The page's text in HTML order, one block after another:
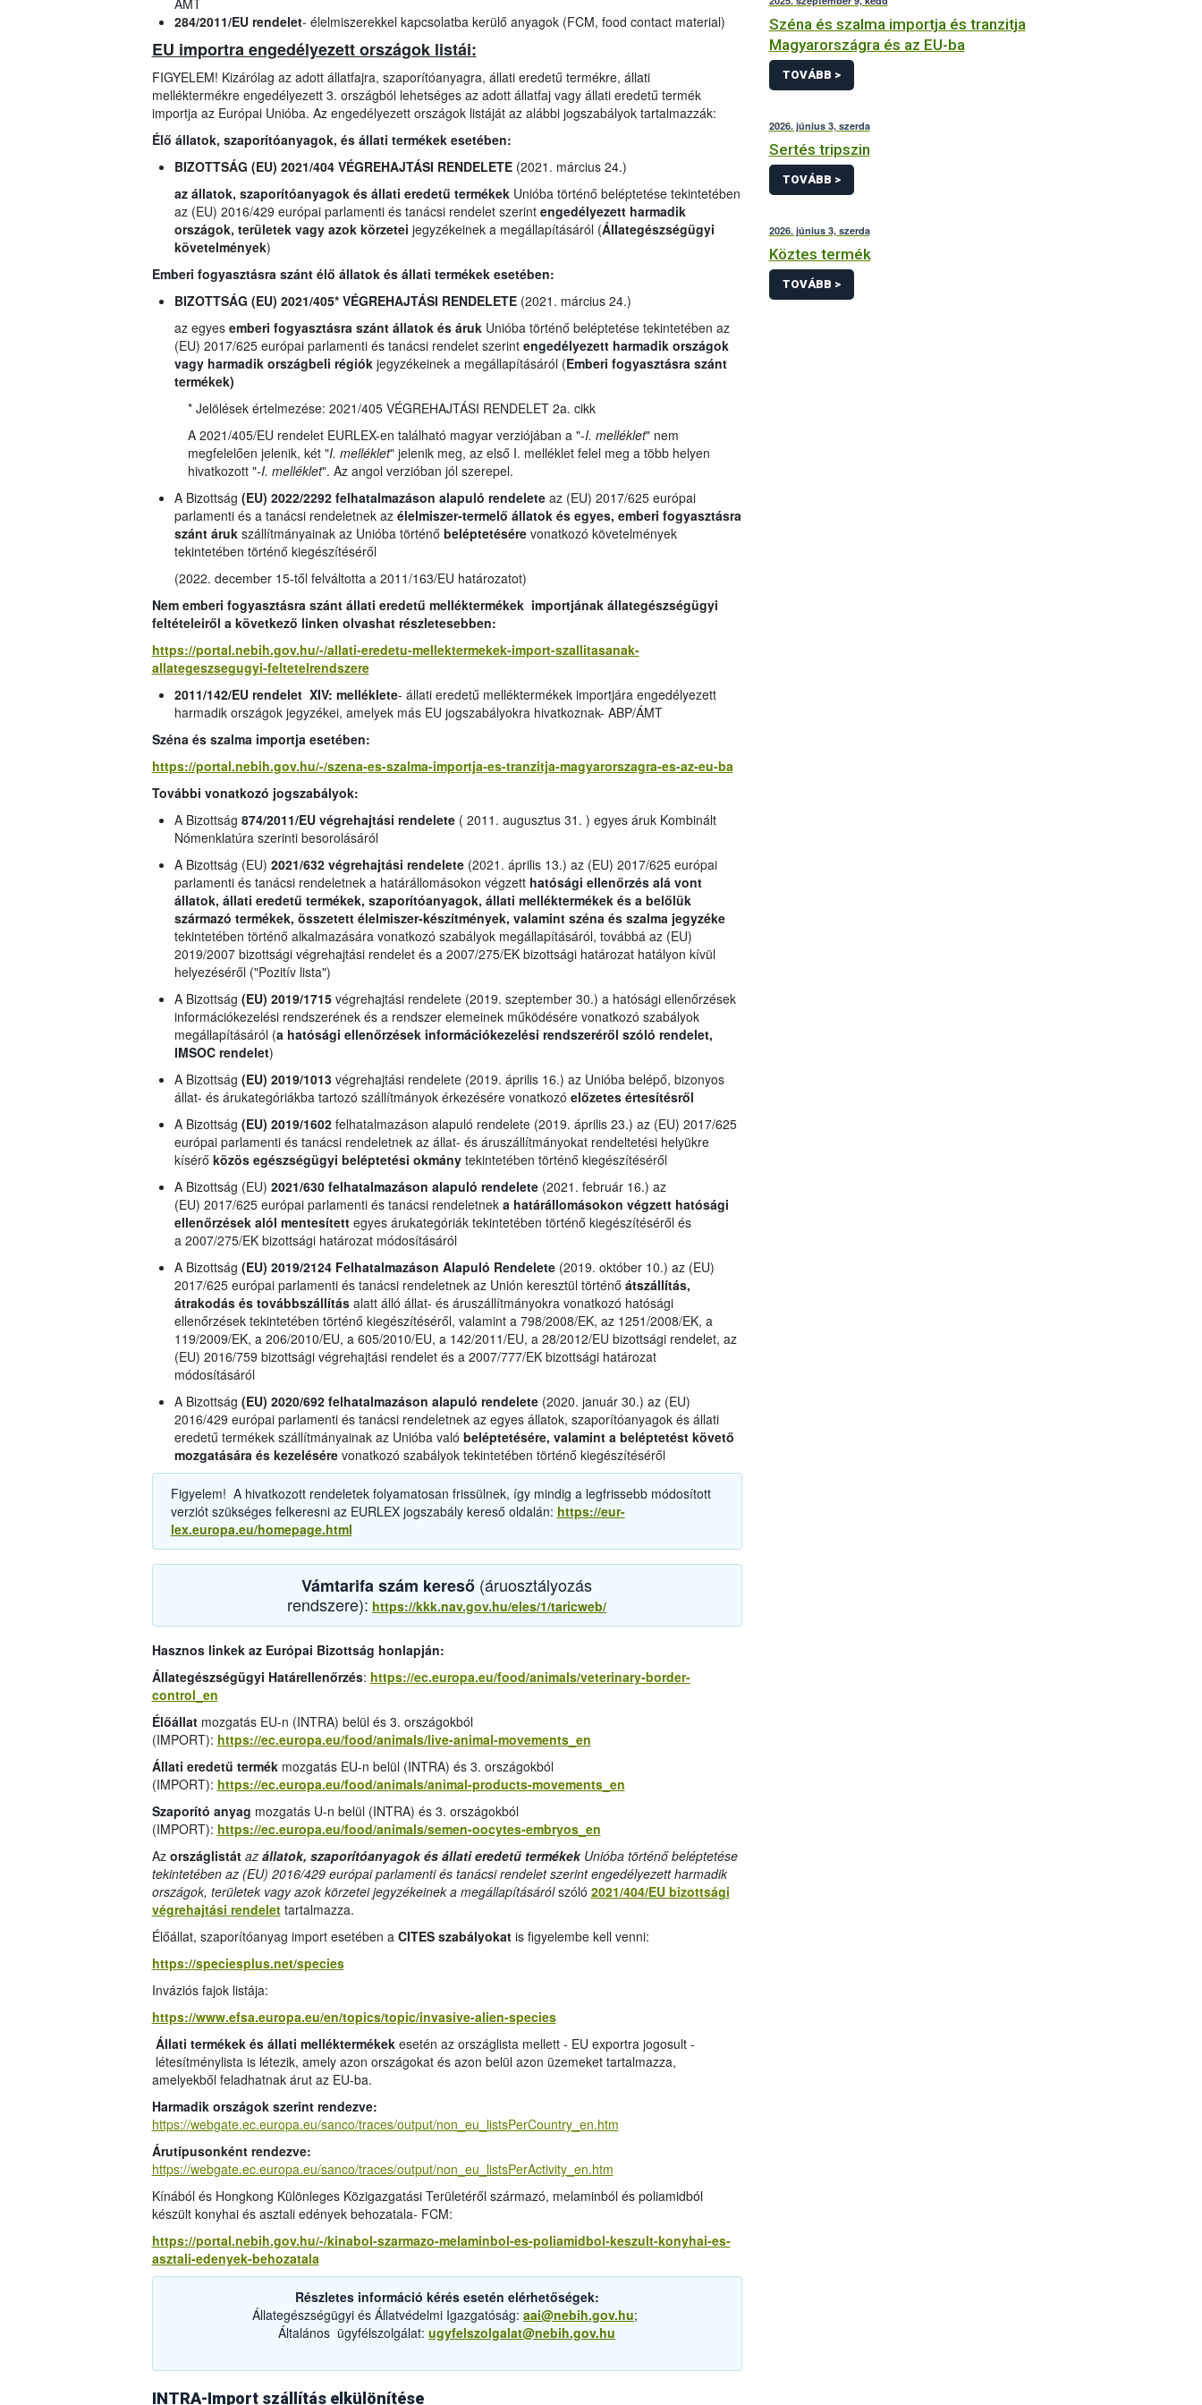
ÁMT
284/2011/EU rendelet- élelmiszerekkel kapcsolatba kerülő anyagok (FCM, food contact material)
EU importra engedélyezett országok listái:
FIGYELEM! Kizárólag az adott állatfajra, szaporítóanyagra, állati eredetű termékre, állati
melléktermékre engedélyezett 3. országból lehetséges az adott állatfaj vagy állati eredetű termék
importja az Európai Unióba. Az engedélyezett országok listáját az alábbi jogszabályok tartalmazzák:
Élő állatok, szaporítóanyagok, és állati termékek esetében:
BIZOTTSÁG (EU) 2021/404 VÉGREHAJTÁSI RENDELETE (2021. március 24.)
az állatok, szaporítóanyagok és állati eredetű termékekUnióba történő beléptetése tekintetében
az (EU) 2016/429 európai parlamenti és tanácsi rendelet szerint engedélyezett harmadik
országok, területek vagy azok körzetei jegyzékeinek a megállapításáról (Állategészségügyi
követelmények)
Emberi fogyasztásra szánt élő állatok és állati termékek esetében:
BIZOTTSÁG (EU) 2021/405* VÉGREHAJTÁSI RENDELETE (2021. március 24.)
az egyes emberi fogyasztásra szánt állatok és áruk Unióba történő beléptetése tekintetében az
(EU) 2017/625 európai parlamenti és tanácsi rendelet szerint engedélyezett harmadik országok
vagy harmadik országbeli régiók jegyzékeinek a megállapításáról (Emberi fogyasztásra szánt
termékek)
* Jelölések értelmezése: 2021/405 VÉGREHAJTÁSI RENDELET 2a. cikk
A 2021/405/EU rendelet EURLEX-en található magyar verziójában a "-I. melléklet" nem
megfelelően jelenik, két "I. melléklet" jelenik meg, az első I. melléklet felel meg a több helyen
hivatkozott "-I. melléklet". Az angol verzióban jól szerepel.
A Bizottság (EU) 2022/2292 felhatalmazáson alapuló rendeleteaz (EU) 2017/625 európai
parlamenti és a tanácsi rendeletnek az élelmiszer-termelő állatok és egyes, emberi fogyasztásra
szánt árukszállítmányainak az Unióba történő beléptetésére vonatkozó követelmények
tekintetében történő kiegészítéséről
(2022. december 15-től felváltotta a 2011/163/EU határozatot)
Nem emberi fogyasztásra szánt állati eredetű melléktermékek importjának állategészségügyi
feltételeiről a következő linken olvashat részletesebben:
https://portal.nebih.gov.hu/-/allati-eredetu-mellektermekek-import-szallitasanak-
allategeszsegugyi-feltetelrendszere
2011/142/EU rendelet XIV: melléklete- állati eredetű melléktermékek importjára engedélyezett
harmadik országok jegyzékei, amelyek más EU jogszabályokra hivatkoznak- ABP/ÁMT
Széna és szalma importja esetében:
https://portal.nebih.gov.hu/-/szena-es-szalma-importja-es-tranzitja-magyarorszagra-es-az-eu-ba
További vonatkozó jogszabályok:
A Bizottság 874/2011/EU végrehajtási rendelete( 2011. augusztus 31. ) egyes áruk Kombinált
Nómenklatúra szerinti besorolásáról
A Bizottság (EU) 2021/632 végrehajtási rendelete(2021. április 13.) az (EU) 2017/625 európai
parlamenti és tanácsi rendeletnek a határállomásokon végzett hatósági ellenőrzés alá vont
állatok, állati eredetű termékek, szaporítóanyagok, állati melléktermékek és a belőlük
származó termékek, összetett élelmiszer-készítmények, valamint széna és szalma jegyzéke
tekintetében történő alkalmazására vonatkozó szabályok megállapításáról, továbbá az (EU)
2019/2007 bizottsági végrehajtási rendelet és a 2007/275/EK bizottsági határozat hatályon kívül
helyezéséről ("Pozitív lista")
A Bizottság (EU) 2019/1715végrehajtási rendelete (2019. szeptember 30.) a hatósági ellenőrzések
információkezelési rendszerének és a rendszer elemeinek működésére vonatkozó szabályok
megállapításáról (a hatósági ellenőrzések információkezelési rendszeréről szóló rendelet,
IMSOC rendelet)
A Bizottság (EU) 2019/1013végrehajtási rendelete (2019. április 16.) az Unióba belépő, bizonyos
állat- és árukategóriákba tartozó szállítmányok érkezésére vonatkozó előzetes értesítésről
A Bizottság (EU) 2019/1602felhatalmazáson alapuló rendelete (2019. április 23.) az (EU) 2017/625
európai parlamenti és tanácsi rendeletnek az állat- és áruszállítmányokat rendeltetési helyükre
kísérő közös egészségügyi beléptetési okmánytekintetében történő kiegészítéséről
A Bizottság (EU) 2021/630 felhatalmazáson alapuló rendelete(2021. február 16.) az
(EU) 2017/625 európai parlamenti és tanácsi rendeletneka határállomásokon végzett hatósági
ellenőrzések alól mentesítettegyes árukategóriák tekintetében történő kiegészítéséről és
a 2007/275/EK bizottsági határozat módosításáról
A Bizottság (EU) 2019/2124 Felhatalmazáson Alapuló Rendelete (2019. október 10.) az (EU)
2017/625 európai parlamenti és tanácsi rendeletnek az Unión keresztül történő átszállítás,
átrakodás és továbbszállításalatt álló állat- és áruszállítmányokra vonatkozó hatósági
ellenőrzések tekintetében történő kiegészítéséről, valamint a 798/2008/EK, az 1251/2008/EK, a
119/2009/EK, a 206/2010/EU, a 605/2010/EU, a 142/2011/EU, a 28/2012/EU bizottsági rendelet, az
(EU) 2016/759 bizottsági végrehajtási rendelet és a 2007/777/EK bizottsági határozat
módosításáról
A Bizottság (EU) 2020/692 felhatalmazáson alapuló rendelete (2020. január 30.) az (EU)
2016/429 európai parlamenti és tanácsi rendeletnek az egyes állatok, szaporítóanyagok és állati
eredetű termékek szállítmányainak az Unióba való beléptetésére, valamint a beléptetést követő
mozgatására és kezelésérevonatkozó szabályok tekintetében történő kiegészítéséről
Figyelem! A hivatkozott rendeletek folyamatosan frissülnek, így mindig a legfrissebb módosított
verziót szükséges felkeresni az EURLEX jogszabály kereső oldalán: https://eur-
lex.europa.eu/homepage.html
Vámtarifa szám kereső (áruosztályozás
rendszere): https://kkk.nav.gov.hu/eles/1/taricweb/
Hasznos linkek az Európai Bizottság honlapján:
Állategészségügyi Határellenőrzés: https://ec.europa.eu/food/animals/veterinary-border-
control_en
Élőállat mozgatás EU-n (INTRA) belül és 3. országokból
(IMPORT): https://ec.europa.eu/food/animals/live-animal-movements_en
Állati eredetű termék mozgatás EU-n belül (INTRA) és 3. országokból
(IMPORT): https://ec.europa.eu/food/animals/animal-products-movements_en
Szaporító anyag mozgatás U-n belül (INTRA) és 3. országokból
(IMPORT): https://ec.europa.eu/food/animals/semen-oocytes-embryos_en
Az országlistát az állatok, szaporítóanyagok és állati eredetű termékekUnióba történő beléptetése
tekintetében az (EU) 2016/429 európai parlamenti és tanácsi rendelet szerint engedélyezett harmadik
országok, területek vagy azok körzetei jegyzékeinek a megállapításárólszóló 2021/404/EU bizottsági
végrehajtási rendelettartalmazza.
Élőállat, szaporítóanyag import esetében a CITES szabályokat is figyelembe kell venni:
https://speciesplus.net/species
Inváziós fajok listája:
https://www.efsa.europa.eu/en/topics/topic/invasive-alien-species
Állati termékek és állati melléktermékek esetén az országlista mellett - EU exportra jogosult -
létesítménylista is létezik, amely azon országokat és azon belül azon üzemeket tartalmazza,
amelyekből feladhatnak árut az EU-ba.
Harmadik országok szerint rendezve:
https://webgate.ec.europa.eu/sanco/traces/output/non_eu_listsPerCountry_en.htm
Árutípusonként rendezve:
https://webgate.ec.europa.eu/sanco/traces/output/non_eu_listsPerActivity_en.htm
Kínából és Hongkong Különleges Közigazgatási Területéről származó, melaminból és poliamidból
készült konyhai és asztali edények behozatala- FCM:
https://portal.nebih.gov.hu/-/kinabol-szarmazo-melaminbol-es-poliamidbol-keszult-konyhai-es-
asztali-edenyek-behozatala
Részletes információ kérés esetén elérhetőségek:
Állategészségügyi és Állatvédelmi Igazgatóság: aai@nebih.gov.hu;
Általános ügyfélszolgálat: ugyfelszolgalat@nebih.gov.hu
INTRA-Import szállítás elkülönítése
Széna és szalma importja és tranzitja
Magyarországra és az EU-ba
TOVÁBB >
2026. június 3, szerda
Sertés tripszin
TOVÁBB >
2026. június 3, szerda
Köztes termék
TOVÁBB >